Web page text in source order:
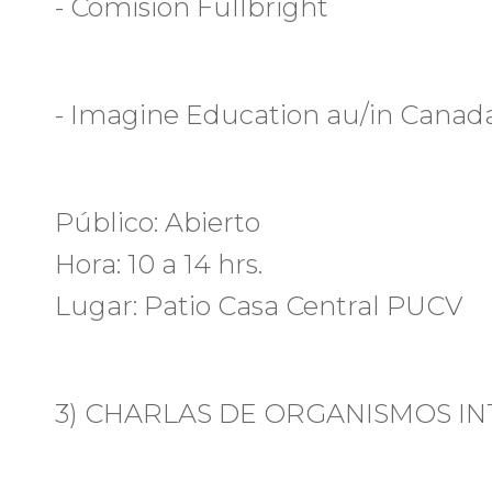
- Comisión Fullbright
- Imagine Education au/in
Público: Abierto
Hora: 10 a 14 hrs.
Lugar: Patio Casa Central PUCV
3) CHARLAS DE ORGANISMOS